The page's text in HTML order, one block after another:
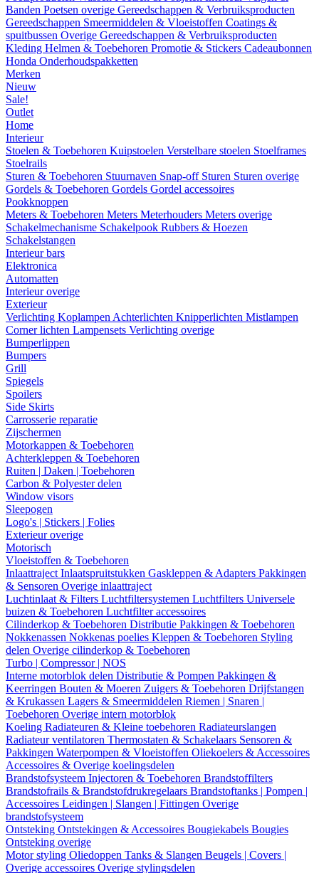
Banden Poetsen overige Gereedschappen & Verbruiksproducten
Gereedschappen Smeermiddelen & Vloeistoffen Coatings &
spuitbussen Overige Gereedschappen & Verbruiksproducten
Kleding Helmen & Toebehoren Promotie & Stickers Cadeaubonnen
Honda Onderhoudspakketten
Merken
Nieuw
Sale!
Outlet
Home
Interieur
Stoelen & Toebehoren Kuipstoelen Verstelbare stoelen Stoelframes
Stoelrails
Sturen & Toebehoren Stuurnaven Snap-off Sturen Sturen overige
Gordels & Toebehoren Gordels Gordel accessoires
Pookknoppen
Meters & Toebehoren Meters Meterhouders Meters overige
Schakelmechanisme Schakelpook Rubbers & Hoezen
Schakelstangen
Interieur bars
Elektronica
Automatten
Interieur overige
Exterieur
Verlichting Koplampen Achterlichten Knipperlichten Mistlampen
Corner lichten Lampensets Verlichting overige
Bumperlippen
Bumpers
Grill
Spiegels
Spoilers
Side Skirts
Carrosserie reparatie
Zijschermen
Motorkappen & Toebehoren
Achterkleppen & Toebehoren
Ruiten | Daken | Toebehoren
Carbon & Polyester delen
Window visors
Sleepogen
Logo's | Stickers | Folies
Exterieur overige
Motorisch
Vloeistoffen & Toebehoren
Inlaattraject Inlaatspruitstukken Gaskleppen & Adapters Pakkingen
& Sensoren Overige inlaattraject
Luchtinlaat & Filters Luchtfiltersystemen Luchtfilters Universele
buizen & Toebehoren Luchtfilter accessoires
Cilinderkop & Toebehoren Distributie Pakkingen & Toebehoren
Nokkenassen Nokkenas poelies Kleppen & Toebehoren Styling
delen Overige cilinderkop & Toebehoren
Turbo | Compressor | NOS
Interne motorblok delen Distributie & Pompen Pakkingen &
Keerringen Bouten & Moeren Zuigers & Toebehoren Drijfstangen
& Krukassen Lagers & Smeermiddelen Riemen | Snaren |
Toebehoren Overige intern motorblok
Koeling Radiateuren & Kleine toebehoren Radiateurslangen
Radiateur ventilatoren Thermostaten & Schakelaars Sensoren &
Pakkingen Waterpompen & Vloeistoffen Oliekoelers & Accessoires
Accessoires & Overige koelingsdelen
Brandstofsysteem Injectoren & Toebehoren Brandstoffilters
Brandstofrails & Brandstofdrukregelaars Brandstoftanks | Pompen |
Accessoires Leidingen | Slangen | Fittingen Overige
brandstofsysteem
Ontsteking Ontstekingen & Accessoires Bougiekabels Bougies
Ontsteking overige
Motor styling Oliedoppen Tanks & Slangen Beugels | Covers |
Overige accessoires Overige stylingsdelen